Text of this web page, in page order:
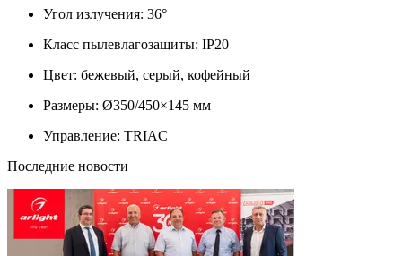
Угол излучения: 36°
Класс пылевлагозащиты: IP20
Цвет: бежевый, серый, кофейный
Размеры: Ø350/450×145 мм
Управление: TRIAC
Последние новости